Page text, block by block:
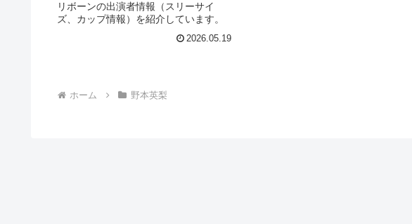
リボーンの出演者情報（スリーサイ
ズ、カップ情報）を紹介しています。
2026.05.19
ホーム 野本英梨